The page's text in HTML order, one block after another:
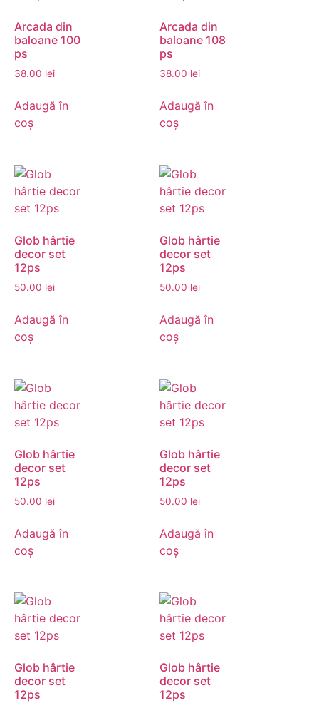
Arcada din
baloane 100
ps
38.00 lei
Adaugă în
coș
Arcada din
baloane 108
ps
38.00 lei
Adaugă în
coș
Glob hârtie
decor set
12ps
50.00 lei
Adaugă în
coș
Glob hârtie
decor set
12ps
50.00 lei
Adaugă în
coș
Glob hârtie
decor set
12ps
50.00 lei
Adaugă în
coș
Glob hârtie
decor set
12ps
50.00 lei
Adaugă în
coș
Glob hârtie
decor set
12ps
Glob hârtie
decor set
12ps